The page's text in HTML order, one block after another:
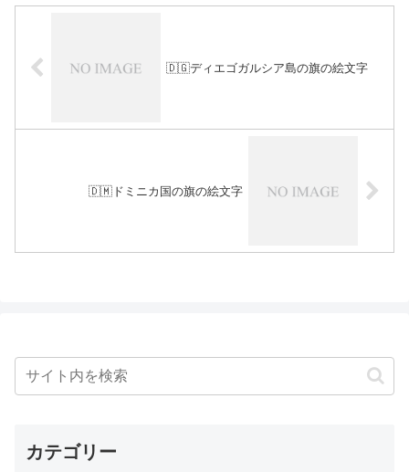
🇩🇬ディエゴガルシア島の旗の絵文字
🇩🇲ドミニカ国の旗の絵文字
カテゴリー